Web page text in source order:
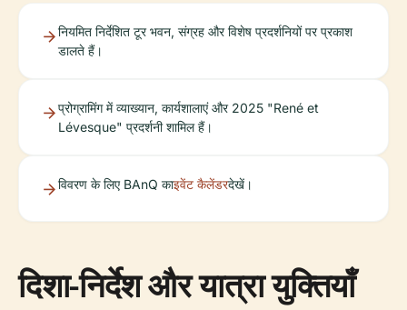
नियमित निर्देशित टूर भवन, संग्रह और विशेष प्रदर्शनियों पर प्रकाश
डालते हैं।
प्रोग्रामिंग में व्याख्यान, कार्यशालाएं और 2025 "René et
Lévesque" प्रदर्शनी शामिल हैं।
विवरण के लिए BAnQ काइवेंट कैलेंडरदेखें।
दिशा-निर्देश और यात्रा युक्तियाँ